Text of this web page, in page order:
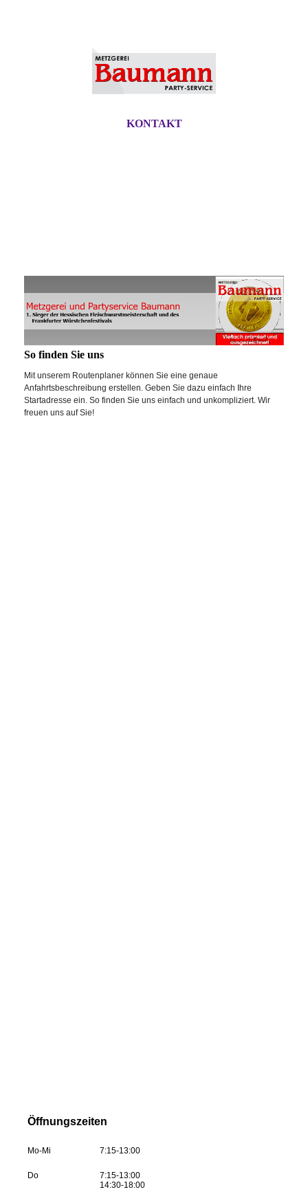
KONTAKT
So finden Sie uns
Mit unserem Routenplaner können Sie eine genaue
Anfahrtsbeschreibung erstellen. Geben Sie dazu einfach Ihre
Startadresse ein. So finden Sie uns einfach und unkompliziert. Wir
freuen uns auf Sie!
Öffnungszeiten
Mo-Mi 7:15-13:00
Do
7:15-13:00
14:30-18:00